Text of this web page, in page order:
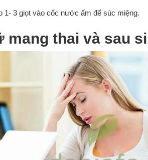
1- 3 giọt vào cốc nước ấm để súc miệng.
mang thai và sau